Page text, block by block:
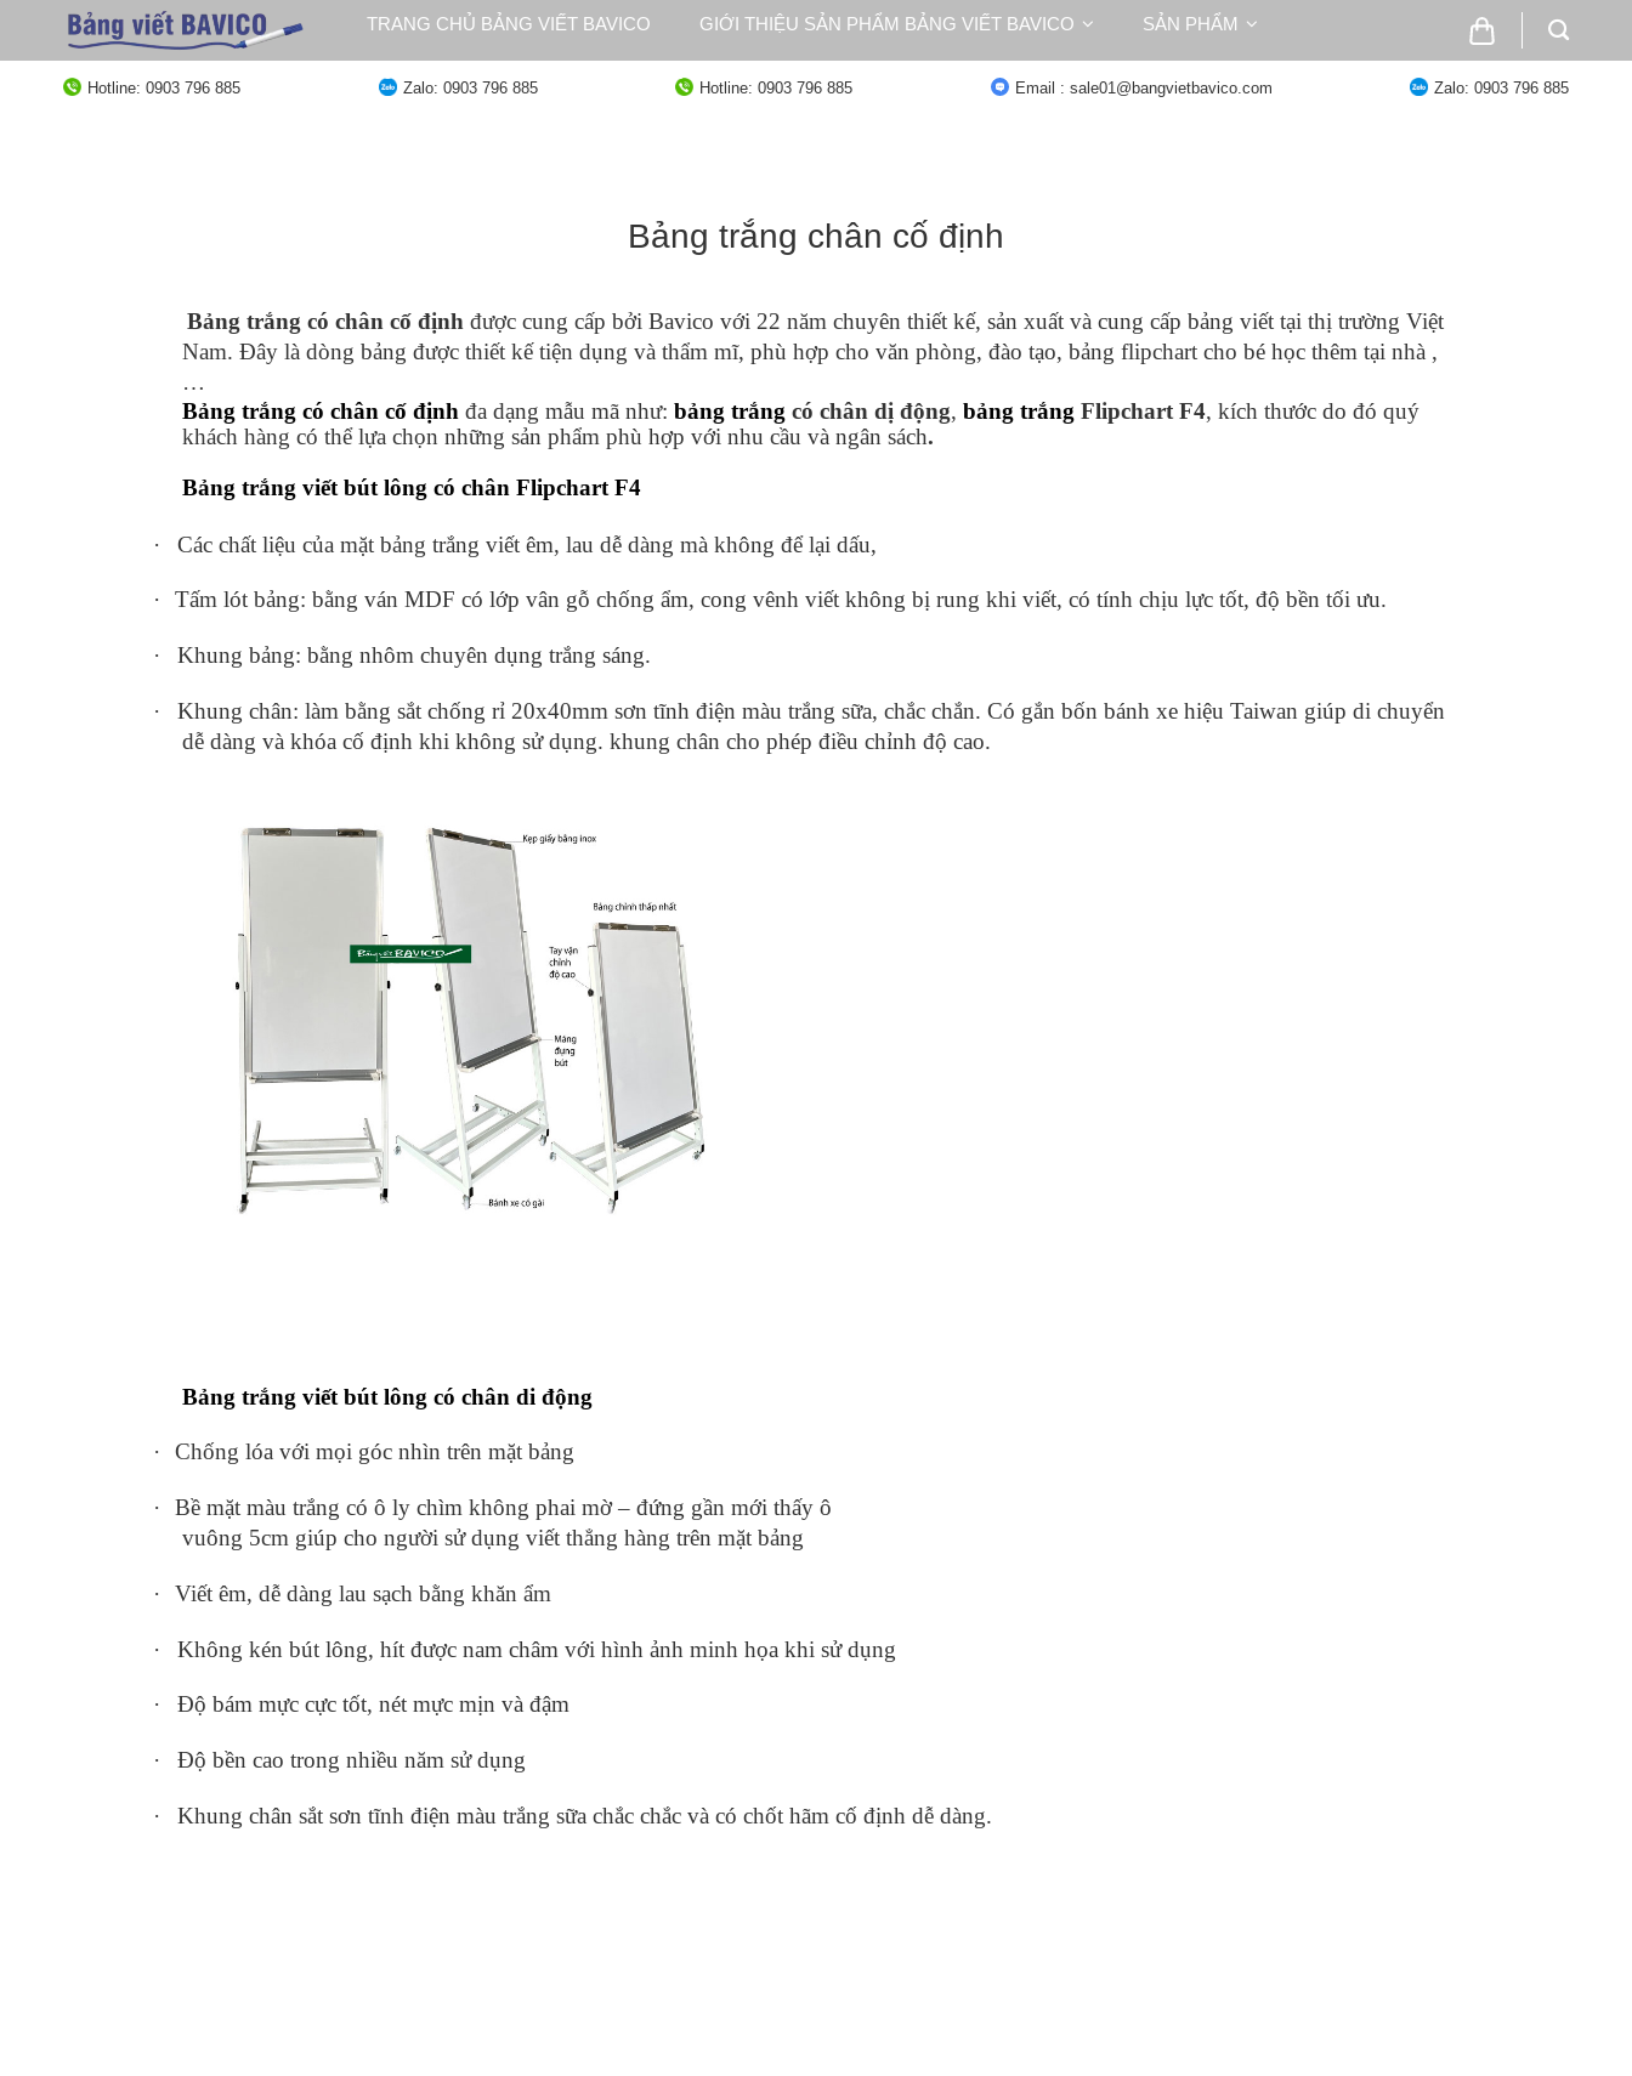
TRANG CHỦ BẢNG VIẾT BAVICO GIỚI THIỆU SẢN PHẨM BẢNG VIẾT BAVICO SẢN PHẨM
Hotline: 0903 796 885 Zalo: 0903 796 885 Hotline: 0903 796 885 Email : sale01@bangvietbavico.com Zalo: 0903 796 885
Bảng trắng chân cố định
Bảng trắng có chân cố định được cung cấp bởi Bavico với 22 năm chuyên thiết kế, sản xuất và cung cấp bảng viết tại thị trường Việt
Nam. Đây là dòng bảng được thiết kế tiện dụng và thẩm mĩ, phù hợp cho văn phòng, đào tạo, bảng flipchart cho bé học thêm tại nhà ,
…
Bảng trắng có chân cố định đa dạng mẫu mã như:bảng trắng có chân dị động,bảng trắng Flipchart F4, kích thước do đó quý
khách hàng có thể lựa chọn những sản phẩm phù hợp với nhu cầu và ngân sách.
Bảng trắng viết bút lông có chân Flipchart F4
· Các chất liệu của mặt bảng trắng viết êm, lau dễ dàng mà không để lại dấu,
· Tấm lót bảng: bằng ván MDF có lớp vân gỗ chống ẩm, cong vênh viết không bị rung khi viết, có tính chịu lực tốt, độ bền tối ưu.
· Khung bảng: bằng nhôm chuyên dụng trắng sáng.
·
Khung chân: làm bằng sắt chống rỉ 20x40mm sơn tĩnh điện màu trắng sữa, chắc chắn. Có gắn bốn bánh xe hiệu Taiwan giúp di chuyển
dễ dàng và khóa cố định khi không sử dụng. khung chân cho phép điều chỉnh độ cao.
Bảng trắng viết bút lông có chân di động
· Chống lóa với mọi góc nhìn trên mặt bảng
·
Bề mặt màu trắng có ô ly chìm không phai mờ – đứng gần mới thấy ô
vuông 5cm giúp cho người sử dụng viết thẳng hàng trên mặt bảng
· Viết êm, dễ dàng lau sạch bằng khăn ẩm
· Không kén bút lông, hít được nam châm với hình ảnh minh họa khi sử dụng
· Độ bám mực cực tốt, nét mực mịn và đậm
· Độ bền cao trong nhiều năm sử dụng
· Khung chân sắt sơn tĩnh điện màu trắng sữa chắc chắc và có chốt hãm cố định dễ dàng.